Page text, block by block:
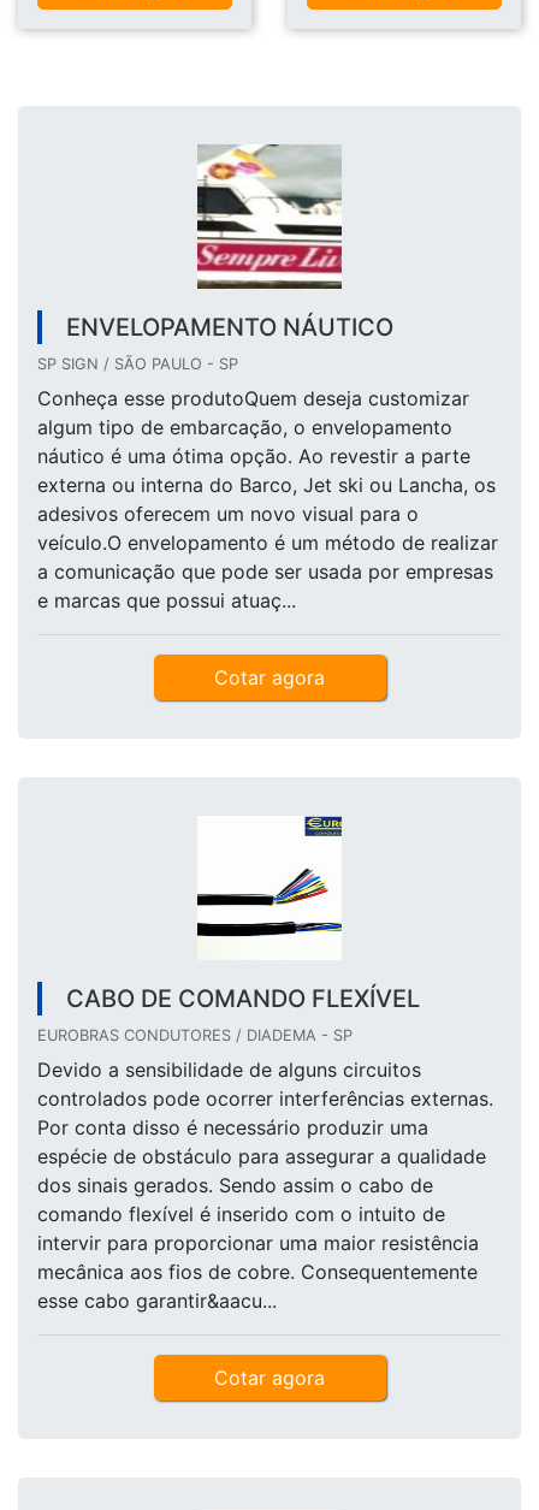
ENVELOPAMENTO NÁUTICO
SP SIGN / SÃO PAULO - SP
Conheça esse produtoQuem deseja customizar
algum tipo de embarcação, o envelopamento
náutico é uma ótima opção. Ao revestir a parte
externa ou interna do Barco, Jet ski ou Lancha, os
adesivos oferecem um novo visual para o
veículo.O envelopamento é um método de realizar
a comunicação que pode ser usada por empresas
e marcas que possui atuaç...
Cotar agora
CABO DE COMANDO FLEXÍVEL
EUROBRAS CONDUTORES / DIADEMA - SP
Devido a sensibilidade de alguns circuitos
controlados pode ocorrer interferências externas.
Por conta disso é necessário produzir uma
espécie de obstáculo para assegurar a qualidade
dos sinais gerados. Sendo assim o cabo de
comando flexível é inserido com o intuito de
intervir para proporcionar uma maior resistência
mecânica aos fios de cobre. Consequentemente
esse cabo garantir&aacu...
Cotar agora